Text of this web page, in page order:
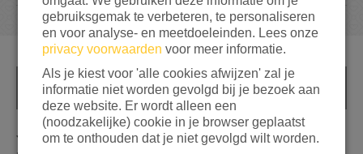
INFO
Ja, ik heb er zin in!
gebruiksgemak te verbeteren, te personaliseren
en voor analyse- en meetdoeleinden. Lees onze
privacy voorwaarden voor meer informatie.
Als je kiest voor 'alle cookies afwijzen' zal je
informatie niet worden gevolgd bij je bezoek aan
deze website. Er wordt alleen een
(noodzakelijke) cookie in je browser geplaatst
om te onthouden dat je niet gevolgd wilt worden.